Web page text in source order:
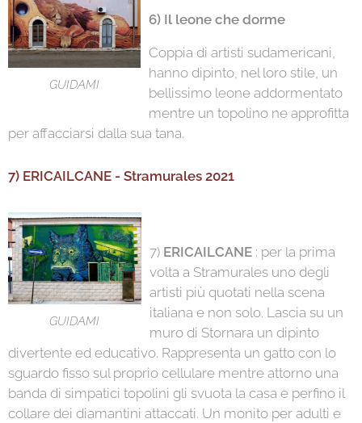
GUIDAMI
6) Il leone che dorme
Coppia di artisti sudamericani,
hanno dipinto, nel loro stile, un
bellissimo leone addormentato
mentre un topolino ne approfitta
per affacciarsi dalla sua tana.
7) ERICAILCANE - Stramurales 2021
GUIDAMI
7) ERICAILCANE: per la prima
volta a Stramurales uno degli
artisti più quotati nella scena
italiana e non solo. Lascia su un
muro di Stornara un dipinto
divertente ed educativo. Rappresenta un gatto con lo
sguardo fisso sul proprio cellulare mentre attorno una
banda di simpatici topolini gli svuota la casa e perfino il
collare dei diamantini attaccati. Un monito per adulti e